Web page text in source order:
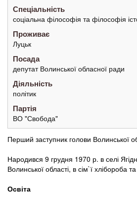
Спеціальність
соціальна філософія та філософія
Проживає
Луцьк
Посада
депутат Волинської обласної ради
Діяльність
політик
Партія
ВО "Свобода"
Перший заступник голови Волинської
Народився 9 грудня 1970 р. в селі
Волинської області, в сім`ї хлібороба
Освіта